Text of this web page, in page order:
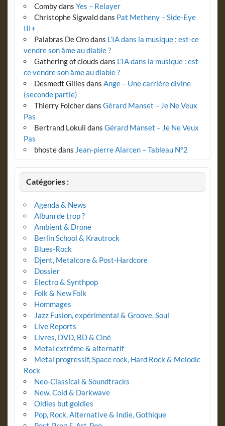
Combydans Yes – Relayer
Christophe Sigwalddans Pat Metheny – Side-Eye
III+
Palabras De Orodans L’IA dans la musique : est-ce
vendre son âme au diable ?
Gathering of clouds dans L’IA dans la musique : est-
ce vendre son âme au diable ?
Desmedt Gilles dans Ange – Une carrière divine
(seconde partie)
Thierry Folcherdans Gérard Manset – Je Ne Veux
Pas
Bertrand Lokuli dans Gérard Manset – Je Ne Veux
Pas
bhostedans Jean-pierre Alarcen – Tableau N°2
Catégories :
Agenda & News
Album de trop ?
Ambient & Drone
Berlin School & Krautrock
Blues-Rock
Djent, Metalcore & Post-Hardcore
Dossier
Electro & Synthpop
Folk & New Folk
Hommages
Jazz Fusion, expérimental & Groove, Soul
Live Reports
Livres, DVD, BD & Ciné
Metal extrême & alternatif
Metal progressif, Space rock, Hard Rock & Melodic
Rock
Neo-Classical & Soundtracks
New, Cold & Darkwave
Oldies but goldies
Pop, Rock, Alternative & Indie, Gothique